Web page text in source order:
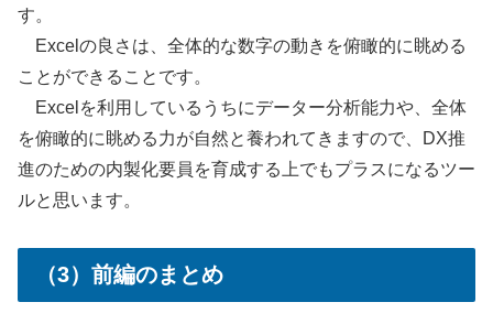
す。
Excelの良さは、全体的な数字の動きを俯瞰的に眺める
ことができることです。
Excelを利用しているうちにデーター分析能力や、全体
を俯瞰的に眺める力が自然と養われてきますので、DX推
進のための内製化要員を育成する上でもプラスになるツー
ルと思います。
（3）前編のまとめ